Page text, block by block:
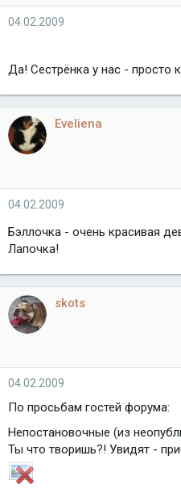
04.02.2009
Да! Сестрёнка у нас - просто
Eveliena
04.02.2009
Бэллочка - очень красивая
Лапочка!
skots
04.02.2009
По просьбам гостей форума:
Непостановочные (из
Ты что творишь?! Увидят -